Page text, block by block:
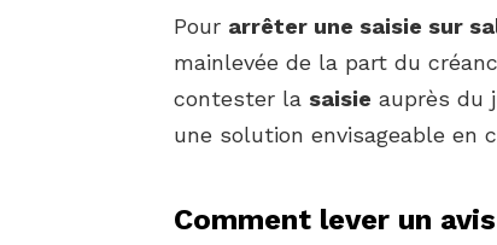
Pour arrêter une saisie sur
mainlevée de la part du
contester la saisie auprès du
une solution envisageable en
Comment lever un